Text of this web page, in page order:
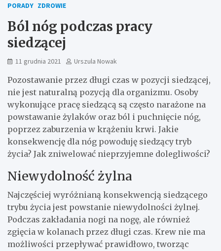
PORADY ZDROWIE
Ból nóg podczas pracy
siedzącej
11 grudnia 2021 Urszula Nowak
Pozostawanie przez długi czas w pozycji siedzącej,
nie jest naturalną pozycją dla organizmu. Osoby
wykonujące pracę siedzącą są często narażone na
powstawanie żylaków oraz ból i puchnięcie nóg,
poprzez zaburzenia w krążeniu krwi. Jakie
konsekwencję dla nóg powoduję siedzący tryb
życia? Jak zniwelować nieprzyjemne dolegliwości?
Niewydolność żylna
Najczęściej wyróżnianą konsekwencją siedzącego
trybu życia jest powstanie niewydolności żylnej.
Podczas zakładania nogi na nogę, ale również
zgięcia w kolanach przez długi czas. Krew nie ma
możliwości przepływać prawidłowo, tworząc